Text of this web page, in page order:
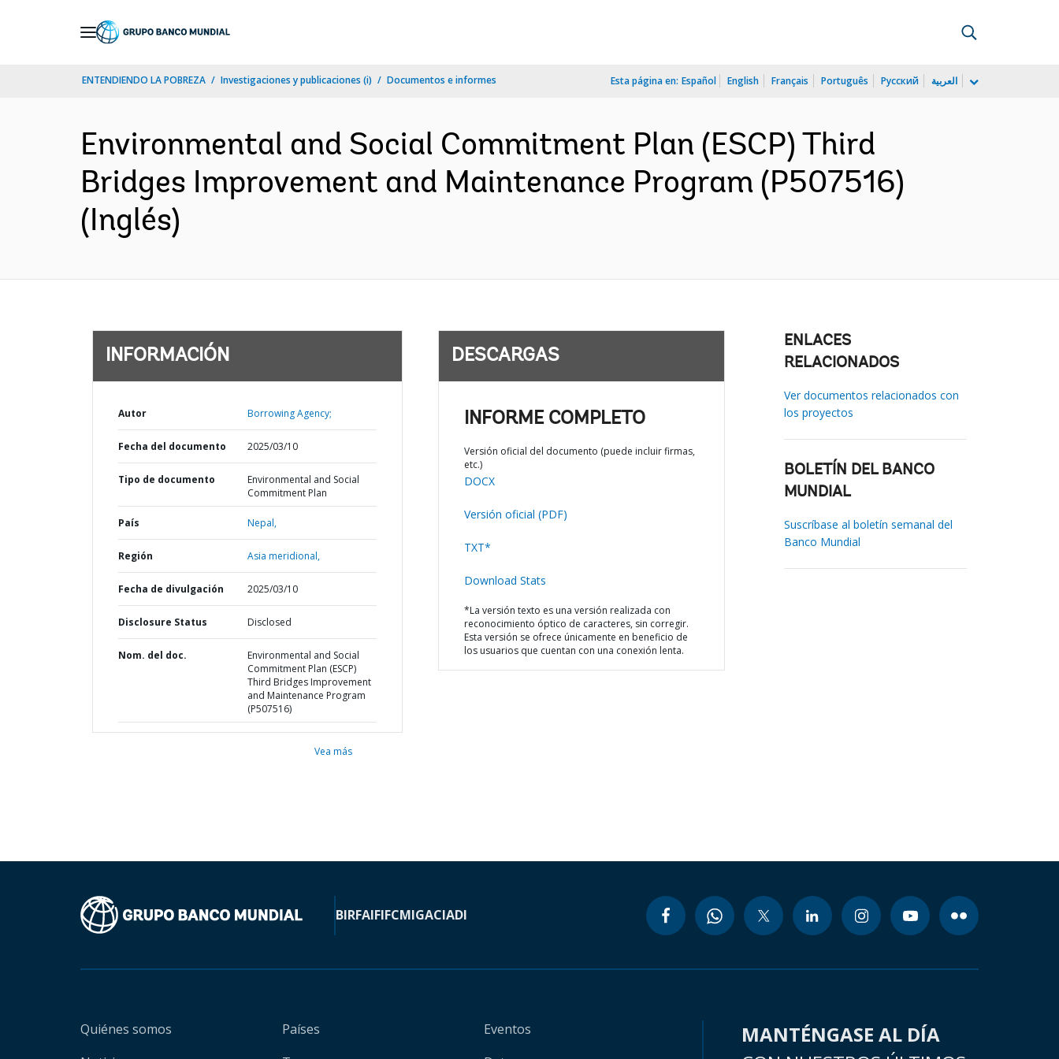
ENTENDIENDO LA POBREZA Investigaciones y publicaciones (i) Documentos e informes Esta página en: Español English Français Português Русский العربية
Environmental and Social Commitment Plan (ESCP) Third
Bridges Improvement and Maintenance Program (P507516)
(Inglés)
INFORMACIÓN
Autor Borrowing Agency;
Fecha del documento 2025/03/10
Tipo de documento
Environmental and Social
Commitment Plan
País Nepal,
Región Asia meridional,
Fecha de divulgación 2025/03/10
Disclosure Status Disclosed
Nom. del doc.
Environmental and Social
Commitment Plan (ESCP)
Third Bridges Improvement
and Maintenance Program
(P507516)
Vea más
DESCARGAS
INFORME COMPLETO
Versión oficial del documento (puede incluir firmas,
etc.)
DOCX
Versión oficial (PDF)
TXT*
Download Stats
*La versión texto es una versión realizada con
reconocimiento óptico de caracteres, sin corregir.
Esta versión se ofrece únicamente en beneficio de
los usuarios que cuentan con una conexión lenta.
ENLACES
RELACIONADOS
Ver documentos relacionados con
los proyectos
BOLETÍN DEL BANCO
MUNDIAL
Suscríbase al boletín semanal del
Banco Mundial
BIRFAIFIFCMIGACIADI
Quiénes somos
Países
Eventos
MANTÉNGASE AL DÍA